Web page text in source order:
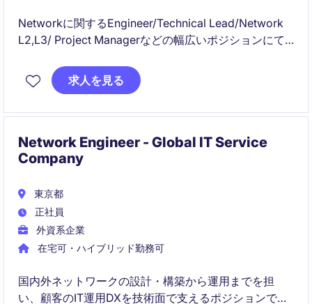
Networkに関するEngineer/Technical Lead/Network
L2,L3/ Project Managerなどの幅広いポジションにて
る増員募集）求人を見る
Network Engineer - Global IT Service
Company
東京都
正社員
外資系企業
在宅可・ハイブリッド勤務可
国内外ネットワークの設計・構築から運用までを担
い、顧客のIT運用DXを技術面で支えるポジションで